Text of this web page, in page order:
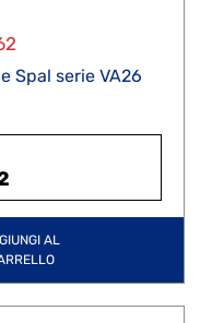
Spal serie VA26
AL